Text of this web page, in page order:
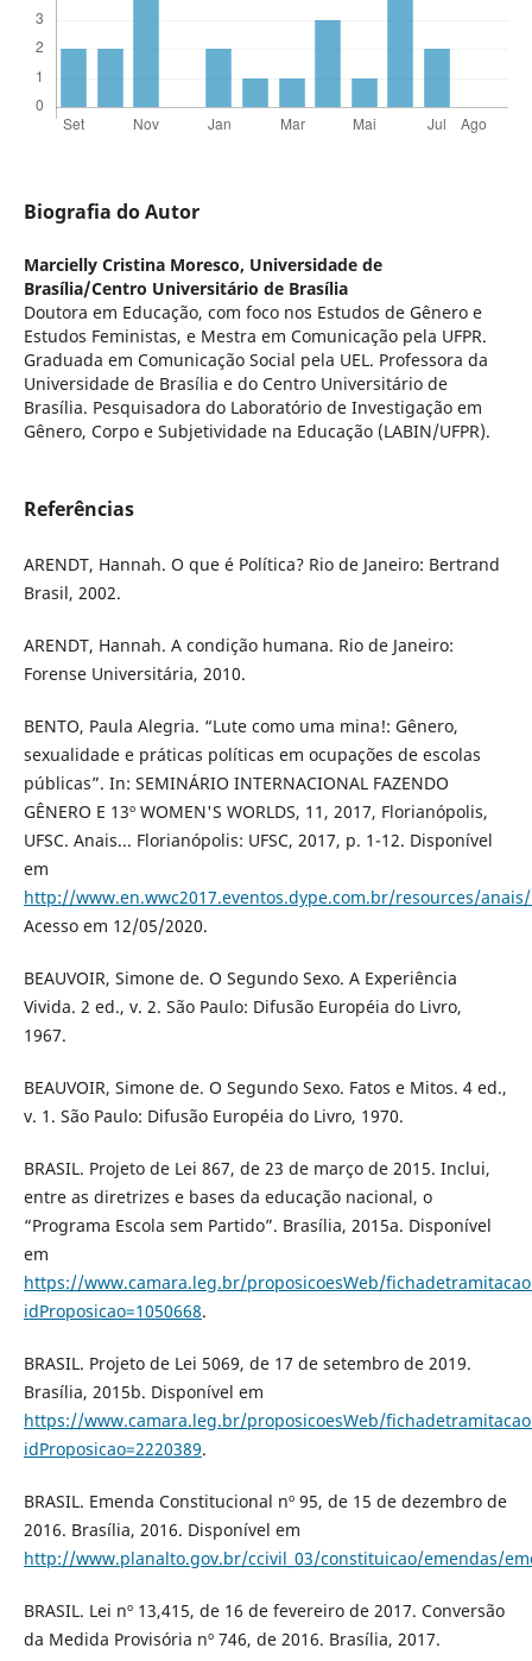
Biografia do Autor
Marcielly Cristina Moresco, Universidade de
Brasília/Centro Universitário de Brasília
Doutora em Educação, com foco nos Estudos de Gênero e
Estudos Feministas, e Mestra em Comunicação pela UFPR.
Graduada em Comunicação Social pela UEL. Professora da
Universidade de Brasília e do Centro Universitário de
Brasília. Pesquisadora do Laboratório de Investigação em
Gênero, Corpo e Subjetividade na Educação (LABIN/UFPR).
Referências
ARENDT, Hannah. O que é Política? Rio de Janeiro: Bertrand
Brasil, 2002.
ARENDT, Hannah. A condição humana. Rio de Janeiro:
Forense Universitária, 2010.
BENTO, Paula Alegria. “Lute como uma mina!: Gênero,
sexualidade e práticas políticas em ocupações de escolas
públicas”. In: SEMINÁRIO INTERNACIONAL FAZENDO
GÊNERO E 13º WOMEN'S WORLDS, 11, 2017, Florianópolis,
UFSC. Anais... Florianópolis: UFSC, 2017, p. 1-12. Disponível
em
http://www.en.wwc2017.eventos.dype.com.br/resources/anais/
Acesso em 12/05/2020.
BEAUVOIR, Simone de. O Segundo Sexo. A Experiência
Vivida. 2 ed., v. 2. São Paulo: Difusão Européia do Livro,
1967.
BEAUVOIR, Simone de. O Segundo Sexo. Fatos e Mitos. 4 ed.,
v. 1. São Paulo: Difusão Européia do Livro, 1970.
BRASIL. Projeto de Lei 867, de 23 de março de 2015. Inclui,
entre as diretrizes e bases da educação nacional, o
“Programa Escola sem Partido”. Brasília, 2015a. Disponível
em
https://www.camara.leg.br/proposicoesWeb/
idProposicao=1050668.
BRASIL. Projeto de Lei 5069, de 17 de setembro de 2019.
Brasília, 2015b. Disponível em
https://www.camara.leg.br/proposicoesWeb/
idProposicao=2220389.
BRASIL. Emenda Constitucional nº 95, de 15 de dezembro de
2016. Brasília, 2016. Disponível em
http://www.planalto.gov.br/ccivil_03/constituicao/emendas/emc/
BRASIL. Lei nº 13,415, de 16 de fevereiro de 2017. Conversão
da Medida Provisória nº 746, de 2016. Brasília, 2017.